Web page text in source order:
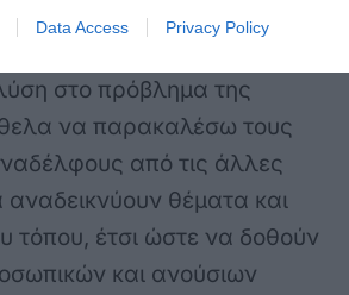
Data Access Privacy Policy
να το εμπεδώσεις καλύτερα.
στο πρόβλημα της
να παρακαλέσω τους
από τις άλλες
θέματα και
τόπου, έτσι ώστε να δοθούν
και ανούσιων